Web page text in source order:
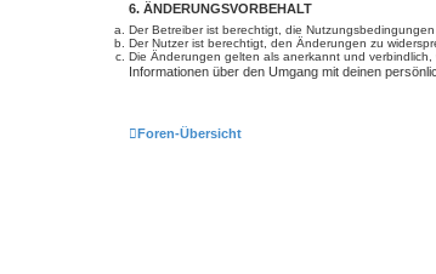
6. ÄNDERUNGSVORBEHALT
Der Betreiber ist berechtigt, die
Der Nutzer ist berechtigt, den Änderungen zu
Die Änderungen gelten als anerkannt und
Informationen über den Umgang mit deinen
Foren-Übersicht